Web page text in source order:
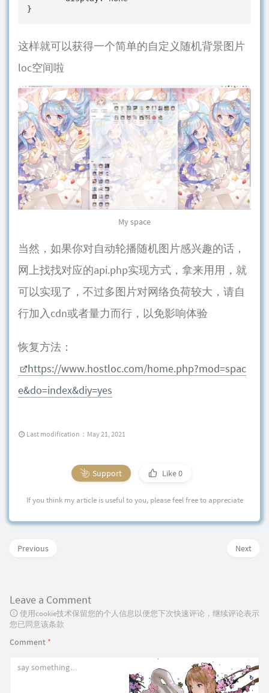
}
这样就可以获得一个简单的自定义随机背景图片
loc空间啦
My space
当然，如果你对自动轮播随机图片感兴趣的话，
网上找找对应的api.php实现方式，拿来用用，就
可以实现了，不过多图片对网络负荷较大，请自
行加入cdn或者量力而行，以免影响体验
恢复方法：
https://www.hostloc.com/home.php?mod=spac
e&do=index&diy=yes
Last modification：May 21, 2021
Support Like0
If you think my article is useful to you, please feel free to appreciate
Next
Previous
Leave a Comment
使用cookie技术保留您的个人信息以便您下次快速评论，继续评论表示
您已同意该条款
Comment *